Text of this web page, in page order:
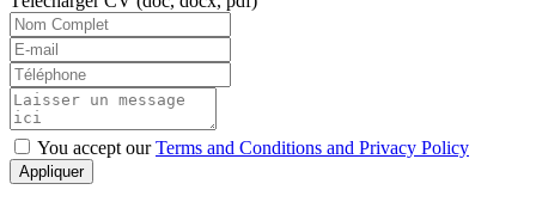
You accept ourTerms and Conditions and Privacy Policy
Appliquer